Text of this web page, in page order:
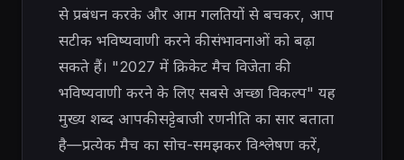
से प्रबंधन करके और आम गलतियों से बचकर, आप
सटीक भविष्यवाणी करने की संभावनाओं को बढ़ा
सकते हैं। "2027 में क्रिकेट मैच विजेता की
भविष्यवाणी करने के लिए सबसे अच्छा विकल्प" यह
मुख्य शब्द आपकी सट्टेबाजी रणनीति का सार बताता
है—प्रत्येक मैच का सोच-समझकर विश्लेषण करें,